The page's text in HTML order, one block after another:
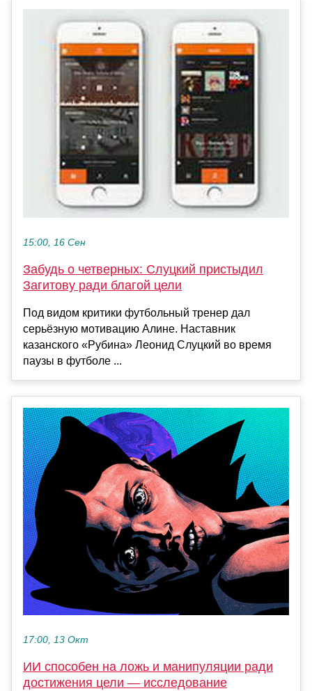
15:00, 16 Сен
Забудь о четверных: Слуцкий пристыдил
Загитову ради благой цели
Под видом критики футбольный тренер дал
серьёзную мотивацию Алине. Наставник
казанского «Рубина» Леонид Слуцкий во время
паузы в футболе ...
17:00, 13 Окт
ИИ способен на ложь и манипуляции ради
достижения цели — исследование